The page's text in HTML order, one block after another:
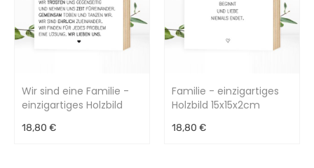
Wir sind eine Familie -
einzigartiges Holzbild
18,80 €
Familie - einzigartiges
Holzbild 15x15x2cm
18,80 €